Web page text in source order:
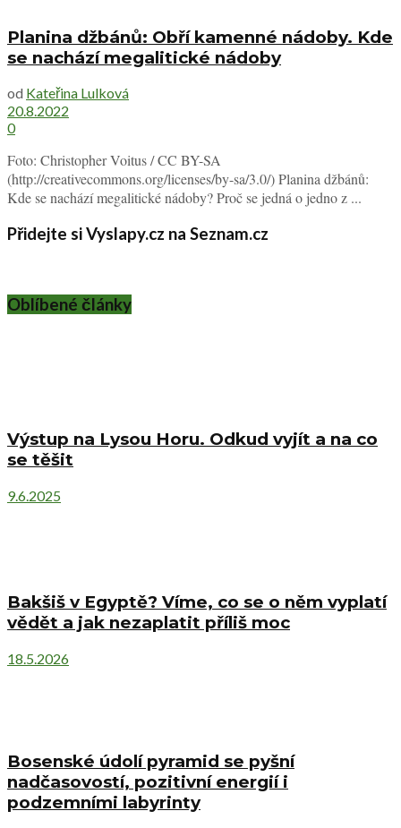
Planina džbánů: Obří kamenné nádoby. Kde
se nachází megalitické nádoby
od Kateřina Lulková
20.8.2022
0
Foto: Christopher Voitus / CC BY-SA
(http://creativecommons.org/licenses/by-sa/3.0/) Planina džbánů:
Kde se nachází megalitické nádoby? Proč se jedná o jedno z ...
Přidejte si Vyslapy.cz na Seznam.cz
Oblíbené články
Výstup na Lysou Horu. Odkud vyjít a na co
se těšit
9.6.2025
Bakšiš v Egyptě? Víme, co se o něm vyplatí
vědět a jak nezaplatit příliš moc
18.5.2026
Bosenské údolí pyramid se pyšní
nadčasovostí, pozitivní energií i
podzemními labyrinty